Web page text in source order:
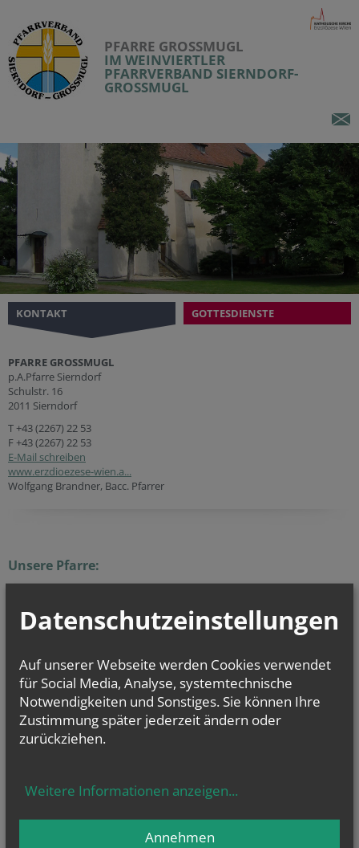
PFARRE GROSSMUGL
IM WEINVIERTLER
PFARRVERBAND SIERNDORF-
GROSSMUGL
KONTAKT GOTTESDIENSTE
PFARRE GROSSMUGL
p.A.Pfarre Sierndorf
Schulstr. 16
2011 Sierndorf
T+43 (2267) 22 53
F +43 (2267) 22 53
E-Mail schreiben
www.erzdioezese-wien.a...
Wolfgang Brandner, Bacc. Pfarrer
Unsere Pfarre:
(um 800 n.Chr.) gegeben.
Im Zuge der Wiederbelebung von Christentum und Kultur, die in
unserer Gegend von den Bistümern Regensburg und Passau ausging,
romanischen (?) Bauwerkes als Wehrkirche mit Wehrturm gebaut.
Die dem heiligen Märtyrerbischof Nikolaus geweihteKirche
urkundlich in Erscheinung, wird 1293 von der Pfarre Senning losgelöst
und erhält durch Bischof Bernhard von Passau die Pfarrechte.
ImTotengedenkbuch
Unser Pfarrverband:
Datenschutzeinstellungen
Auf unserer Webseite werden Cookies verwendet
für Social Media, Analyse, systemtechnische
Notwendigkeiten und Sonstiges. Sie können Ihre
Zustimmung später jederzeit ändern oder
zurückziehen.
Weitere Informationen anzeigen...
Annehmen